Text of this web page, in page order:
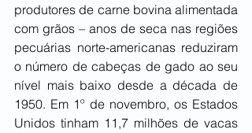
produtores de carne bovina alimentada
com grãos – anos de seca nas regiões
pecuárias norte-americanas reduziram
o número de cabeças de gado ao seu
nível mais baixo desde a década de
1950. Em 1º de novembro, os Estados
Unidos tinham 11,7 milhões de vacas